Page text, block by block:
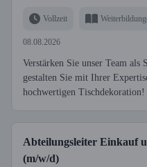
Vollzeit
08.08.2026
Verstärken Sie unser Team
gestalten Sie mit Ihrer
hochwertigen Tischdekoration!
Abteilungsleiter Einkauf
(m/w/d)